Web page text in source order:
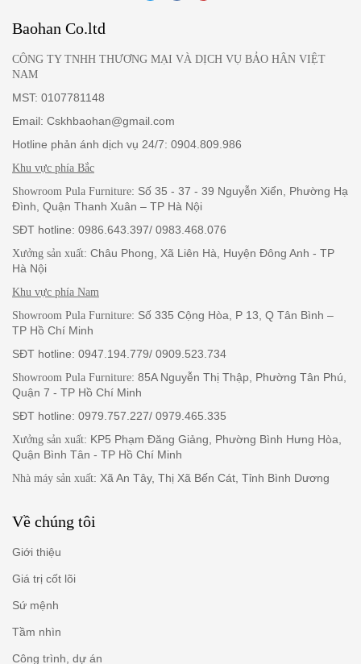
Baohan Co.ltd
CÔNG TY TNHH THƯƠNG MẠI VÀ DỊCH VỤ BẢO HÂN VIỆT
NAM
MST: 0107781148
Email: Cskhbaohan@gmail.com
Hotline phản ánh dịch vụ 24/7: 0904.809.986
Khu vực phía Bắc
Showroom Pula Furniture: Số 35 - 37 - 39 Nguyễn Xiển, Phường Hạ
Đình, Quận Thanh Xuân – TP Hà Nội
SĐT hotline: 0986.643.397/ 0983.468.076
Xưởng sản xuất: Châu Phong, Xã Liên Hà, Huyện Đông Anh - TP
Hà Nội
Khu vực phía Nam
Showroom Pula Furniture: Số 335 Cộng Hòa, P 13, Q Tân Bình –
TP Hồ Chí Minh
SĐT hotline: 0947.194.779/ 0909.523.734
Showroom Pula Furniture: 85A Nguyễn Thị Thập, Phường Tân Phú,
Quận 7 - TP Hồ Chí Minh
SĐT hotline: 0979.757.227/ 0979.465.335
Xưởng sản xuất: KP5 Phạm Đăng Giảng, Phường Bình Hưng Hòa,
Quận Bình Tân - TP Hồ Chí Minh
Nhà máy sản xuất: Xã An Tây, Thị Xã Bến Cát, Tỉnh Bình Dương
Về chúng tôi
Giới thiệu
Giá trị cốt lõi
Sứ mệnh
Tầm nhìn
Công trình, dự án